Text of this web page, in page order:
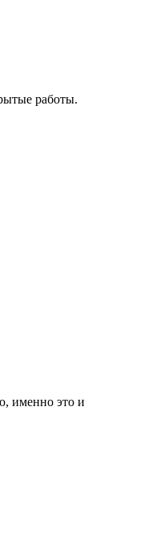
работы.
именно это и